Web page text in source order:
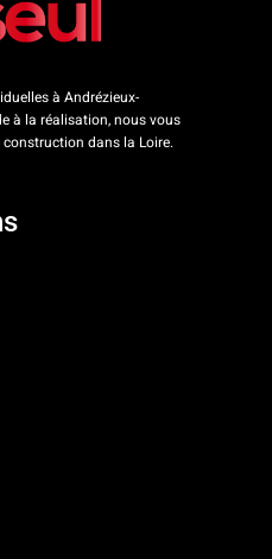
à Andrézieux-
à la réalisation, nous vous
dans la Loire.